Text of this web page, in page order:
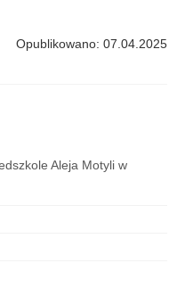
Opublikowano: 07.04.2025
Aleja Motyli w